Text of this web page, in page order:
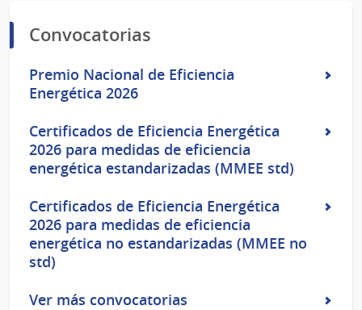
Convocatorias
Premio Nacional de Eficiencia
Energética 2026
Certificados de Eficiencia Energética
2026 para medidas de eficiencia
energética estandarizadas (MMEE std)
Certificados de Eficiencia Energética
2026 para medidas de eficiencia
energética no estandarizadas (MMEE no
std)
Ver más convocatorias